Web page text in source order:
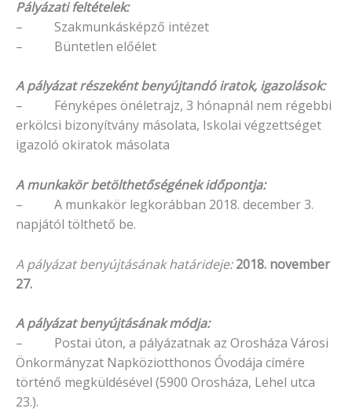
Pályázati feltételek:
– Szakmunkásképző intézet
– Büntetlen előélet
A pályázat részeként benyújtandó iratok, igazolások:
– Fényképes önéletrajz, 3 hónapnál nem régebbi
erkölcsi bizonyítvány másolata, Iskolai végzettséget
igazoló okiratok másolata
A munkakör betölthetőségének időpontja:
– A munkakör legkorábban 2018. december 3.
napjától tölthető be.
A pályázat benyújtásának határideje: 2018. november
27.
A pályázat benyújtásának módja:
– Postai úton, a pályázatnak az Orosháza Városi
Önkormányzat Napköziotthonos Óvodája címére
történő megküldésével (5900 Orosháza, Lehel utca
23.).